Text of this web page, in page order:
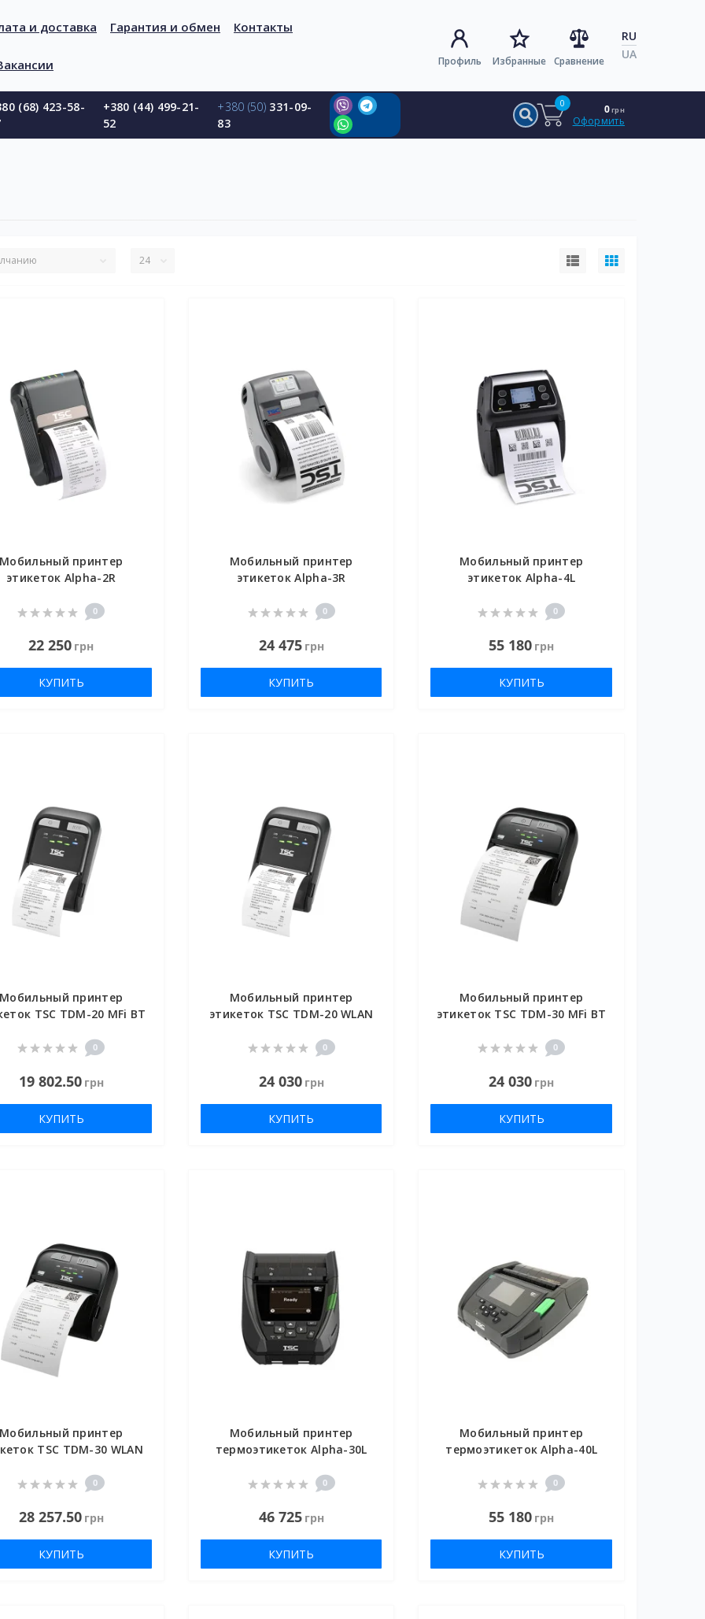
и доставка Гарантия и обмен Контакты
Профиль Избранные Сравнение
RU
UA
(68) 423-58-
+380 (44) 499-21-
52
+380 (50) 331-09-
83
0 0грн
Оформить
Мобильный принтер
этикеток Alpha-2R
0
22 250 грн
КУПИТЬ
Мобильный принтер
этикеток Alpha-3R
0
24 475 грн
КУПИТЬ
Мобильный принтер
этикеток Alpha-4L
0
55 180 грн
КУПИТЬ
Мобильный принтер
TSC TDM-20 MFi BT
0
19 802.50 грн
КУПИТЬ
Мобильный принтер
этикеток TSC TDM-20 WLAN
0
24 030 грн
КУПИТЬ
Мобильный принтер
этикеток TSC TDM-30 MFi BT
0
24 030 грн
КУПИТЬ
Мобильный принтер
TSC TDM-30 WLAN
0
28 257.50 грн
КУПИТЬ
Мобильный принтер
термоэтикеток Alpha-30L
0
46 725 грн
КУПИТЬ
Мобильный принтер
термоэтикеток Alpha-40L
0
55 180 грн
КУПИТЬ